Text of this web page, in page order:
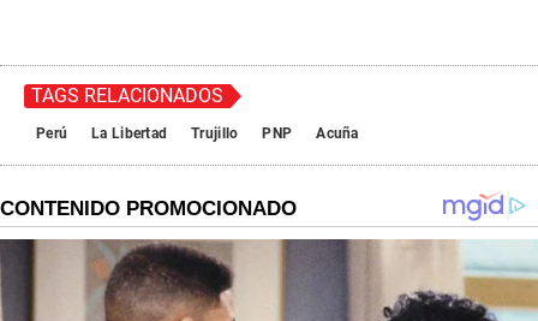
TAGS RELACIONADOS
Perú La Libertad Trujillo PNP Acuña